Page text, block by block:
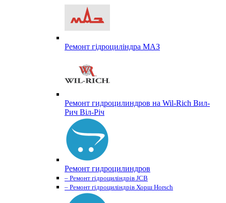
Ремонт гідроциліндра МАЗ
Ремонт гидроцилиндров на Wil-Rich Вил-
Рич Віл-Річ
Ремонт гидроцилиндров
– Ремонт гідроциліндрів JCB
– Ремонт гідроциліндрів Хорш Horsch